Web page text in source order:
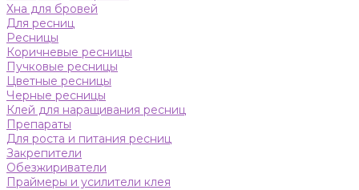
Хна для бровей
Для ресниц
Ресницы
Коричневые ресницы
Пучковые ресницы
Цветные ресницы
Черные ресницы
Клей для наращивания ресниц
Препараты
Для роста и питания ресниц
Закрепители
Обезжириватели
Праймеры и усилители клея